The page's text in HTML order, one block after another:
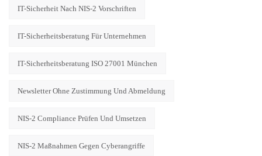
IT-Sicherheit Nach NIS-2 Vorschriften
IT-Sicherheitsberatung Für Unternehmen
IT-Sicherheitsberatung ISO 27001 München
Newsletter Ohne Zustimmung Und Abmeldung
NIS-2 Compliance Prüfen Und Umsetzen
NIS-2 Maßnahmen Gegen Cyberangriffe